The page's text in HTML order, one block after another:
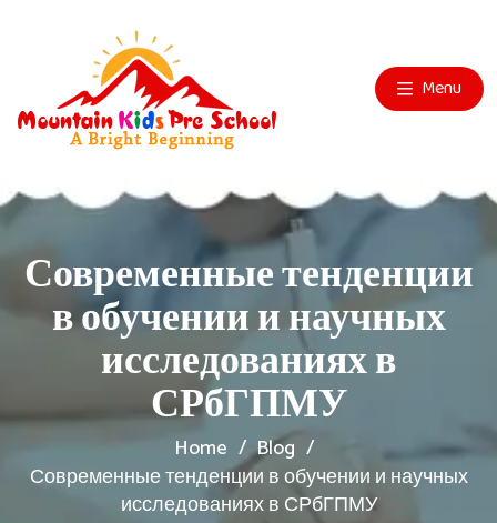
Menu
Современные тенденции
в обучении и научных
исследованиях в
СРбГПМУ
Home
Blog
Современные тенденции в обучении и научных
исследованиях в СРбГПМУ